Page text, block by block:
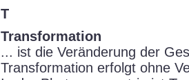
T
Transformation
... ist die Veränderung der
Transformation erfolgt ohne